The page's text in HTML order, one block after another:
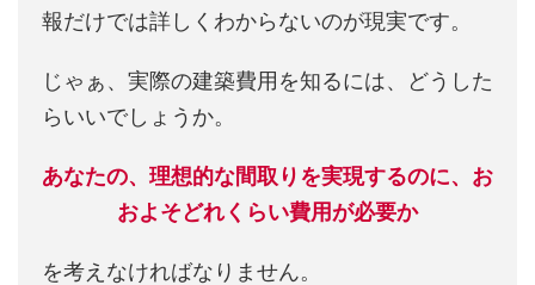
報だけでは詳しくわからないのが現実です。
じゃぁ、実際の建築費用を知るには、どうした
らいいでしょうか。
あなたの、理想的な間取りを実現するのに、お
およそどれくらい費用が必要か
を考えなければなりません。